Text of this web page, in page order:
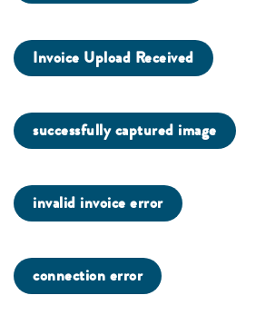
Invoice Upload Received
successfully captured image
invalid invoice error
connection error